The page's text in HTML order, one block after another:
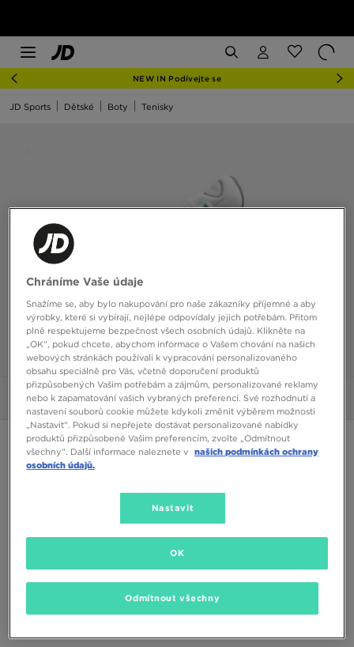
NEW IN Podívejte se
JD Sports Dětské Boty Tenisky
Obrázky 360°
ONLY AT JD
NIKE AIR MAX 95 BB BG JDSP
Dostupné Barvy
Chráníme Vaše údaje
Snažíme se, aby bylo nakupování pro naše zákazníky příjemné a aby
výrobky, které si vybírají, nejlépe odpovídaly jejich potřebám. Přitom
plně respektujeme bezpečnost všech osobních údajů. Klikněte na
„OK“, pokud chcete, abychom informace o Vašem chování na našich
webových stránkách používali k vypracování personalizovaného
obsahu speciálně pro Vás, včetně doporučení produktů
přizpůsobených Vašim potřebám a zájmům, personalizované reklamy
nebo k zapamatování vašich vybraných preferencí. Své rozhodnutí a
nastavení souborů cookie můžete kdykoli změnit výběrem možnosti
„Nastavit“. Pokud si nepřejete dostávat personalizované nabídky
produktů přizpůsobené Vašim preferencím, zvolte „Odmítnout
všechny“. Další informace naleznete v našich podmínkách ochrany
osobních údajů.
Nastavit
Odmítnout všechny
OK